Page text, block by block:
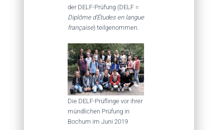
der DELF-Prüfung (DELF =
Diplôme d’Études en langue
française) teilgenommen.
Die DELF-Prüflinge vor ihrer
mündlichen Prüfung in
Bochum im Juni 2019